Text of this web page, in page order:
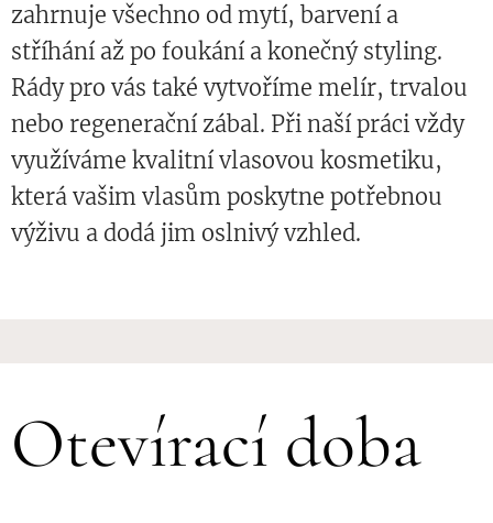
zahrnuje všechno od mytí, barvení a
stříhání až po foukání a konečný styling.
Rády pro vás také vytvoříme melír, trvalou
nebo regenerační zábal. Při naší práci vždy
využíváme kvalitní vlasovou kosmetiku,
která vašim vlasům poskytne potřebnou
výživu a dodá jim oslnivý vzhled.
Otevírací doba